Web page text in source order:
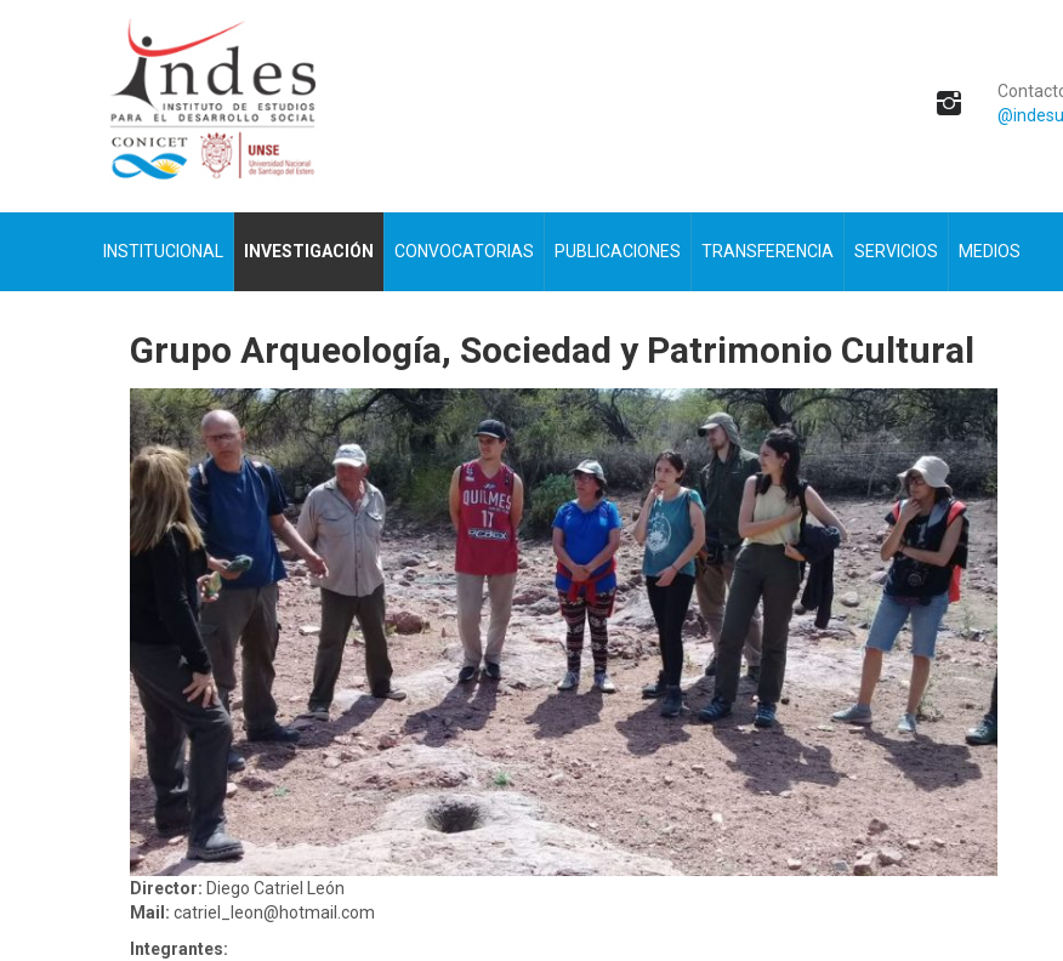
INSTITUCIONAL INVESTIGACIÓN CONVOCATORIAS PUBLICACIONES TRANSFERENCIA SERVICIOS MEDIOS
Grupo Arqueología, Sociedad y Patrimonio Cultural
Director: Diego Catriel León
Mail: catriel_leon@hotmail.com
Integrantes: